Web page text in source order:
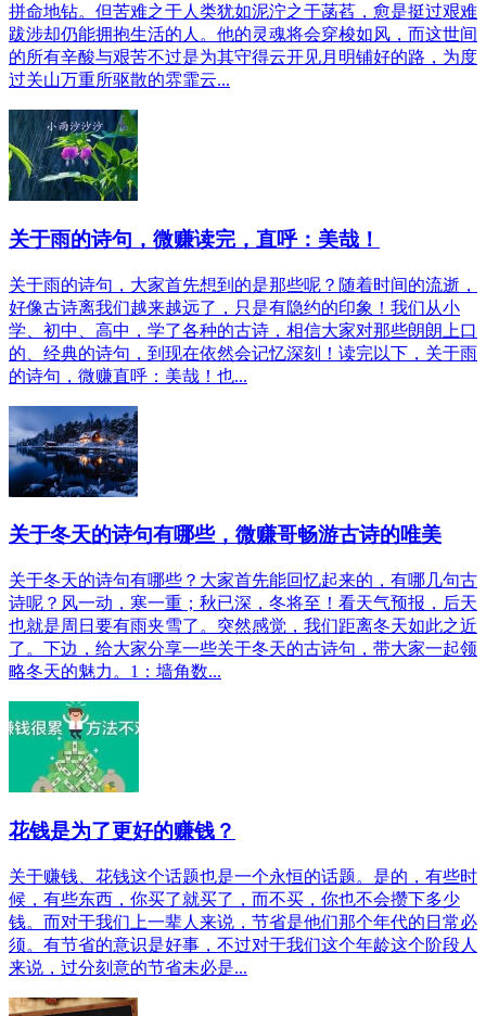
拼命地钻。但苦难之于人类犹如泥泞之于菡萏，愈是挺过艰难
跋涉却仍能拥抱生活的人。他的灵魂将会穿梭如风，而这世间
的所有辛酸与艰苦不过是为其守得云开见月明铺好的路，为度
过关山万重所驱散的雰霏云...
关于雨的诗句，微赚读完，直呼：美哉！
关于雨的诗句，大家首先想到的是那些呢？随着时间的流逝，
好像古诗离我们越来越远了，只是有隐约的印象！我们从小
学、初中、高中，学了各种的古诗，相信大家对那些朗朗上口
的、经典的诗句，到现在依然会记忆深刻！读完以下，关于雨
的诗句，微赚直呼：美哉！也...
关于冬天的诗句有哪些，微赚哥畅游古诗的唯美
关于冬天的诗句有哪些？大家首先能回忆起来的，有哪几句古
诗呢？风一动，寒一重；秋已深，冬将至！看天气预报，后天
也就是周日要有雨夹雪了。突然感觉，我们距离冬天如此之近
了。下边，给大家分享一些关于冬天的古诗句，带大家一起领
略冬天的魅力。1：墙角数...
花钱是为了更好的赚钱？
关于赚钱、花钱这个话题也是一个永恒的话题。是的，有些时
候，有些东西，你买了就买了，而不买，你也不会攒下多少
钱。而对于我们上一辈人来说，节省是他们那个年代的日常必
须。有节省的意识是好事，不过对于我们这个年龄这个阶段人
来说，过分刻意的节省未必是...